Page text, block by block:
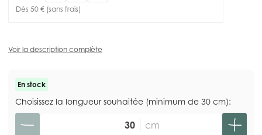
Dès 50 € (sans frais)
Voir la description complète
En stock
Choisissez la longueur souhaitée (minimum de 30 cm):
cm